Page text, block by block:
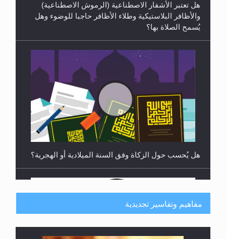
والأظافر البلاستيكية وطلاء الأظافر حاجبا للوضوء وهل
يُسمح الصلاة بها؟
هل يُحسب حول الزكاة وفق السنة الميلادية أو الهجرية؟
مفاهيم وتفاسير تجديدية